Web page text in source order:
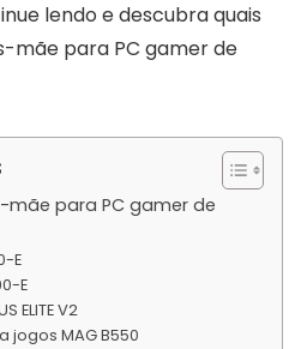
lendo e descubra quais
mãe para PC gamer de
mãe para PC gamer de
E
E
ELITE V2
jogos MAG B550